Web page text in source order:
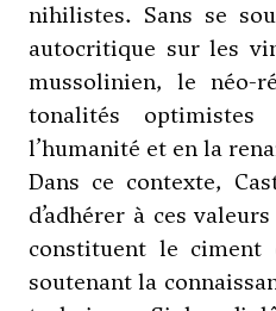
nihilistes. Sans se
autocritique sur les
mussolinien, le néo-
tonalités optimistes
l’humanité et en la
Dans ce contexte,
d’adhérer à ces
constituent le ciment
soutenant la